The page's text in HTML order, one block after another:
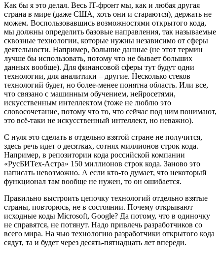
Как бы я это делал. Весь IT-фронт мы, как и любая другая
страна в мире (даже США, хоть они и стараются), держать не
можем. Воспользовавшись возможностями открытого кода,
мы должны определить базовые направления, так называемые
сквозные технологии, которые нужны независимо от сферы
деятельности. Например, большие данные (не этот термин
лучше бы использовать, потому что не бывает больших
данных вообще). Для финансовой сферы тут будут одни
технологии, для аналитики – другие. Несколько стеков
технологий будет, но более-менее понятна область. Или все,
что связано с машинным обучением, нейросетями,
искусственным интеллектом (тоже не люблю это
словосочетание, потому что то, что сейчас под ним понимают,
это всё-таки не искусственный интеллект, но неважно).
С нуля это сделать в отдельно взятой стране не получится,
здесь речь идет о десятках, сотнях миллионов строк кода.
Например, в репозитории кода российской компании
«РусБИТех-Астра» 150 миллионов строк кода. Заново это
написать невозможно. А если кто-то думает, что некоторый
функционал там вообще не нужен, то он ошибается.
Правильно выстроить цепочку технологий отдельно взятые
страны, повторюсь, не в состоянии. Почему открывают
исходные коды Microsoft, Google? Да потому, что в одиночку
не справятся, не потянут. Надо привлечь разработчиков со
всего мира. На чью технологию разработчики открытого кода
сядут, та и будет через десять-пятнадцать лет впереди.